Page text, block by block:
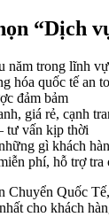
“Dịch
năm trong lĩnh
hóa quốc tế an
đảm bảm
giá rẻ, cạnh
tư vấn kịp thời
gì khách
phí, hỗ trợ tra
Chuyển Quốc
cho khách